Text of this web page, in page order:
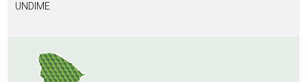
UNDIME